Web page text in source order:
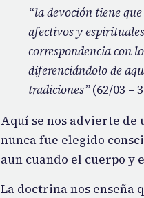
“la devoción tiene
afectivos y
correspondencia con
diferenciándolo de
tradiciones”(62/03 –
Aquí se nos advierte
nunca fue elegido
aun cuando el cuerpo y
La doctrina nos enseña